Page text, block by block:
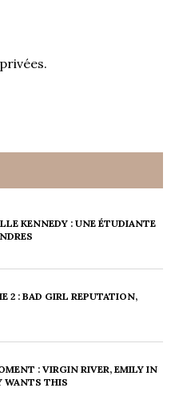
KENNEDY : UNE ÉTUDIANTE
2 : BAD GIRL REPUTATION,
: VIRGIN RIVER, EMILY IN
WANTS THIS